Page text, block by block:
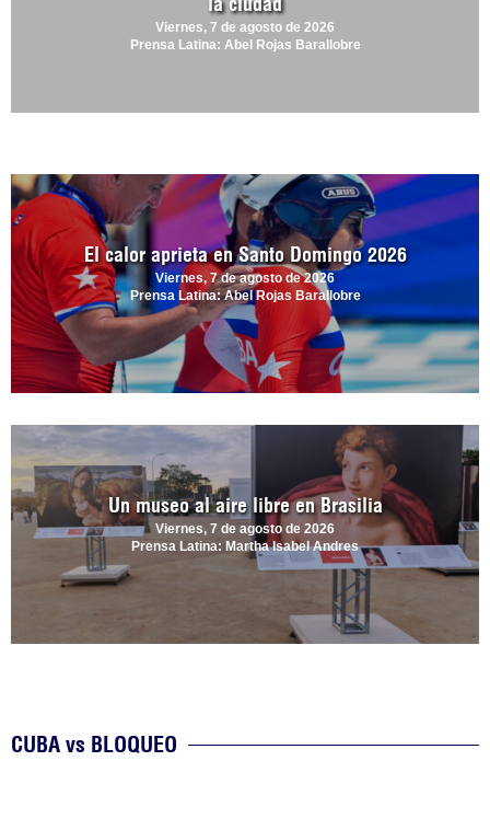
Viernes, 7 de agosto de 2026
Prensa Latina: Abel Rojas Barallobre
El calor aprieta en Santo Domingo 2026
Viernes, 7 de agosto de 2026
Prensa Latina: Abel Rojas Barallobre
Un museo al aire libre en Brasilia
Viernes, 7 de agosto de 2026
Prensa Latina: Martha Isabel Andres
CUBA vs BLOQUEO